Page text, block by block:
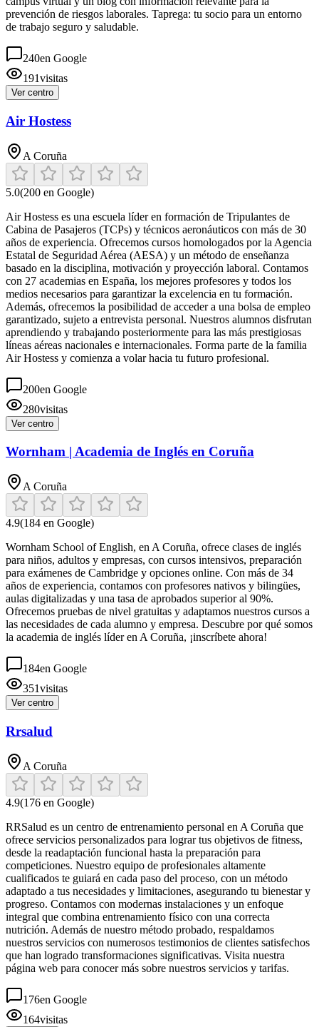
prevención de riesgos laborales. Taprega: tu socio para un entorno
de trabajo seguro y saludable.
240en Google
191visitas
Ver centro
Air Hostess
A Coruña
5.0(200 en Google)
Air Hostess es una escuela líder en formación de Tripulantes de
Cabina de Pasajeros (TCPs) y técnicos aeronáuticos con más de 30
años de experiencia. Ofrecemos cursos homologados por la Agencia
Estatal de Seguridad Aérea (AESA) y un método de enseñanza
basado en la disciplina, motivación y proyección laboral. Contamos
con 27 academias en España, los mejores profesores y todos los
medios necesarios para garantizar la excelencia en tu formación.
Además, ofrecemos la posibilidad de acceder a una bolsa de empleo
garantizado, sujeto a entrevista personal. Nuestros alumnos disfrutan
aprendiendo y trabajando posteriormente para las más prestigiosas
líneas aéreas nacionales e internacionales. Forma parte de la familia
Air Hostess y comienza a volar hacia tu futuro profesional.
200en Google
280visitas
Ver centro
Wornham | Academia de Inglés en Coruña
A Coruña
4.9(184 en Google)
Wornham School of English, en A Coruña, ofrece clases de inglés
para niños, adultos y empresas, con cursos intensivos, preparación
para exámenes de Cambridge y opciones online. Con más de 34
años de experiencia, contamos con profesores nativos y bilingües,
aulas digitalizadas y una tasa de aprobados superior al 90%.
Ofrecemos pruebas de nivel gratuitas y adaptamos nuestros cursos a
las necesidades de cada alumno y empresa. Descubre por qué somos
la academia de inglés líder en A Coruña, ¡inscríbete ahora!
184en Google
351visitas
Ver centro
Rrsalud
A Coruña
4.9(176 en Google)
RRSalud es un centro de entrenamiento personal en A Coruña que
ofrece servicios personalizados para lograr tus objetivos de fitness,
desde la readaptación funcional hasta la preparación para
competiciones. Nuestro equipo de profesionales altamente
cualificados te guiará en cada paso del proceso, con un método
adaptado a tus necesidades y limitaciones, asegurando tu bienestar y
progreso. Contamos con modernas instalaciones y un enfoque
integral que combina entrenamiento físico con una correcta
nutrición. Además de nuestro método probado, respaldamos
nuestros servicios con numerosos testimonios de clientes satisfechos
que han logrado transformaciones significativas. Visita nuestra
página web para conocer más sobre nuestros servicios y tarifas.
176en Google
164visitas